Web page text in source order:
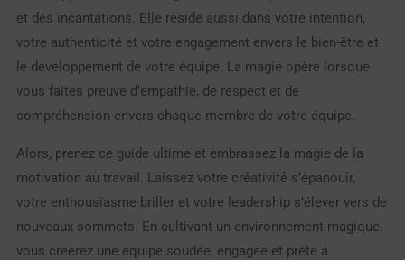
et des incantations. Elle réside aussi dans votre intention,
votre authenticité et votre engagement envers le bien-être et
le développement de votre équipe. La magie opère lorsque
vous faites preuve d’empathie, de respect et de
compréhension envers chaque membre de votre équipe.
Alors, prenez ce guide ultime et embrassez la magie de la
motivation au travail. Laissez votre créativité s’épanouir,
votre enthousiasme briller et votre leadership s’élever vers de
nouveaux sommets. En cultivant un environnement magique,
vous créerez une équipe soudée, engagée et prête à